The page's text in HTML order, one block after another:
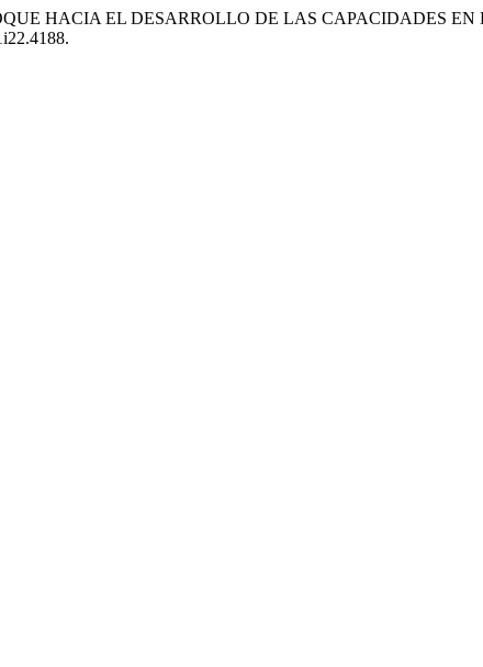
HACIA EL DESARROLLO DE LAS CAPACIDADES